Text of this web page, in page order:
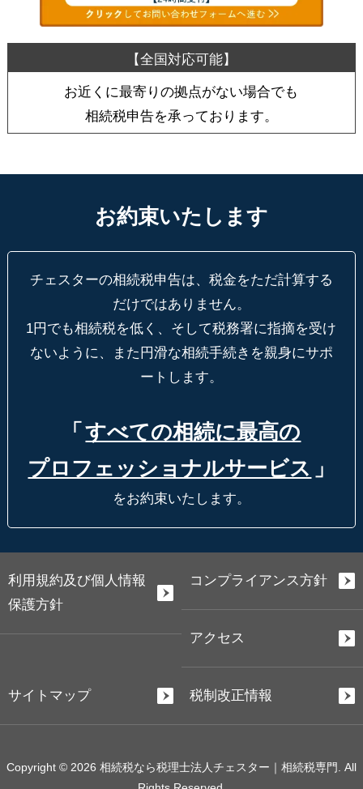
お近くに最寄りの拠点がない場合でも
相続税申告を承っております。
お約束いたします
チェスターの相続税申告は、税金をただ計算する
だけではありません。
1円でも相続税を低く、そして税務署に指摘を受け
ないように、
また円滑な相続手続きを親身にサポ
ートします。
「 すべての相続に最高の
プロフェッショナルサービス 」
をお約束いたします。
利用規約及び個人情報
保護方針
コンプライアンス方針
アクセス
サイトマップ 税制改正情報
Copyright © 2026 相続税なら税理士法人チェスター｜相続税専門. All